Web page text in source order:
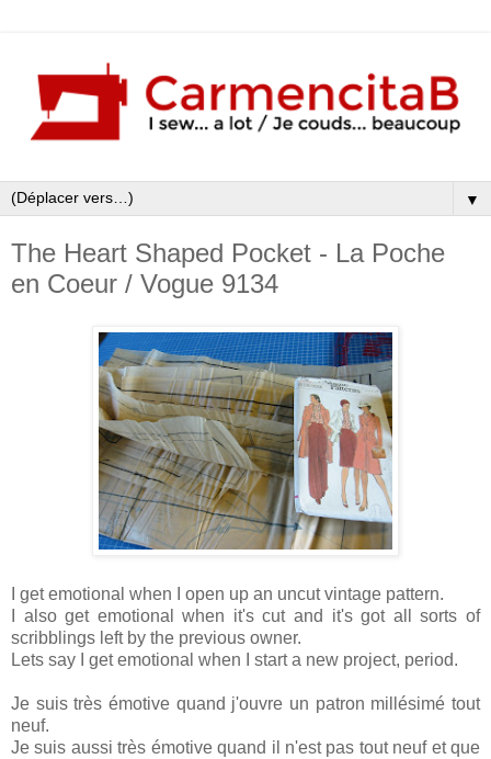
▼
The Heart Shaped Pocket - La Poche
en Coeur / Vogue 9134
I get emotional when I open up an uncut vintage pattern.
I also get emotional when it's cut and it's got all sorts of
scribblings left by the previous owner.
Lets say I get emotional when I start a new project, period.
Je suis très émotive quand j'ouvre un patron millésimé tout
neuf.
Je suis aussi très émotive quand il n'est pas tout neuf et que